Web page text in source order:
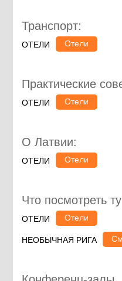
Транспорт:
ОТЕЛИ Отели
Практические
ОТЕЛИ Отели
О Латвии:
ОТЕЛИ Отели
Что посмотреть
ОТЕЛИ Отели
НЕОБЫЧНАЯ РИГА